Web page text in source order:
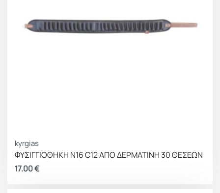
kyrgias
ΦΥΣΙΓΓΙΟΘΗΚΗ Ν16 C12 ΑΠΟ ΔΕΡΜΑΤΙΝΗ 30 ΘΕΣΕΩΝ
17.00€